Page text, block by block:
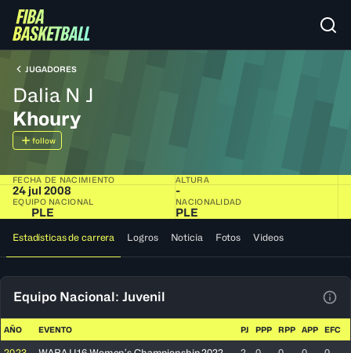
JUGADORES
Dalia N J
Khoury
follow
FECHA DE NACIMIENTO
24 jul 2008
ALTURA
-
EQUIPO NACIONAL
PLE
NACIONALIDAD
PLE
Estadísticas de carrera Logros Noticia Fotos Videos
Equipo Nacional: Juvenil
AÑO EVENTO PJ PPP RPP APP EFC